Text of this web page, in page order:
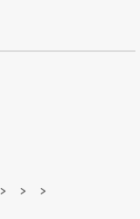
> > >